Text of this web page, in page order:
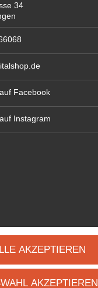
34
Facebook
Instagram
AKZEPTIEREN
AKZEPTIEREN